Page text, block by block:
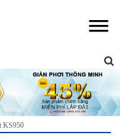
KS950